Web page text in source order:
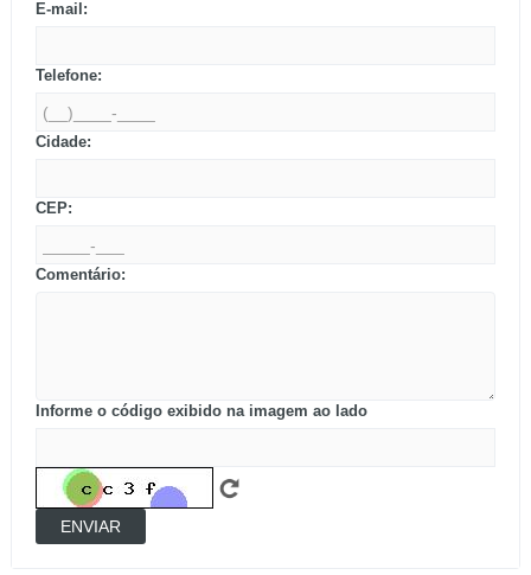
E-mail:
Telefone:
Cidade:
CEP:
Comentário:
Informe o código exibido na imagem ao lado
ENVIAR